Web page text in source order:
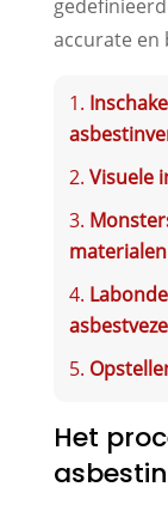
accurate
Visuele
materialen
Het